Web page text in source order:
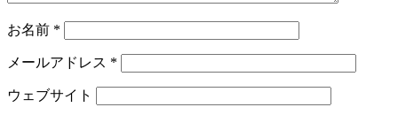
お名前 *
メールアドレス *
ウェブサイト